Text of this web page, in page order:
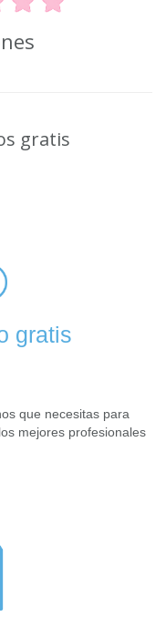
gratis
gratis
que necesitas para
mejores profesionales